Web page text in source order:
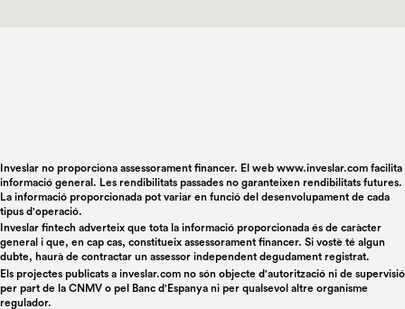
Inveslar no proporciona assessorament financer. El web www.inveslar.com facilita
informació general. Les rendibilitats passades no garanteixen rendibilitats futures.
La informació proporcionada pot variar en funció del desenvolupament de cada
tipus d'operació.
Inveslar fintech adverteix que tota la informació proporcionada és de caràcter
general i que, en cap cas, constitueix assessorament financer. Si vostè té algun
dubte, haurà de contractar un assessor independent degudament registrat.
Els projectes publicats a inveslar.com no són objecte d'autorització ni de supervisió
per part de la CNMV o pel Banc d'Espanya ni per qualsevol altre organisme
regulador.